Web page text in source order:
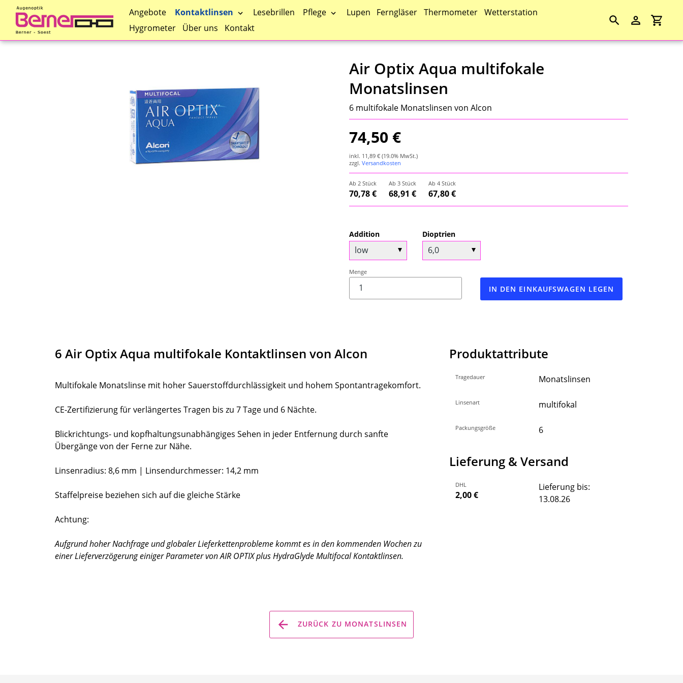
Direkt
Angebote Kontaktlinsen Lesebrillen Pflege Lupen Ferngläser Thermometer Wetterstation
Hygrometer
Über uns Kontakt SuchenEinloggen
Air Optix Aqua multifokale
Monatslinsen
6 multifokale Monatslinsen von Alcon
74,50 €
inkl. 11,89 € (19.0% MwSt.)
zzgl. Versandkosten
Ab 2 Stück
70,78 €
Ab 3 Stück
68,91 €
Ab 4 Stück
67,80 €
Addition Dioptrien
Menge
IN DEN EINKAUFSWAGEN LEGEN
6 Air Optix Aqua multifokale Kontaktlinsen von Alcon
Multifokale Monatslinse mit hoher Sauerstoffdurchlässigkeit und hohem Spontantragekomfort.
CE-Zertifizierung für verlängertes Tragen bis zu 7 Tage und 6 Nächte.
Blickrichtungs- und kopfhaltungsunabhängiges Sehen in jeder Entfernung durch sanfte
Übergänge von der Ferne zur Nähe.
Linsenradius: 8,6 mm | Linsendurchmesser: 14,2 mm
Staffelpreise beziehen sich auf die gleiche Stärke
Achtung:
Aufgrund hoher Nachfrage und globaler Lieferkettenprobleme kommt es in den kommenden Wochen zu
einer Lieferverzögerung einiger Parameter von AIR OPTIX plus HydraGlyde Multifocal Kontaktlinsen.
Produktattribute
Tragedauer Monatslinsen
Linsenart multifokal
Packungsgröße 6
Lieferung & Versand
DHL
2,00 €
Lieferung bis:
13.08.26
ZURÜCK ZU MONATSLINSEN